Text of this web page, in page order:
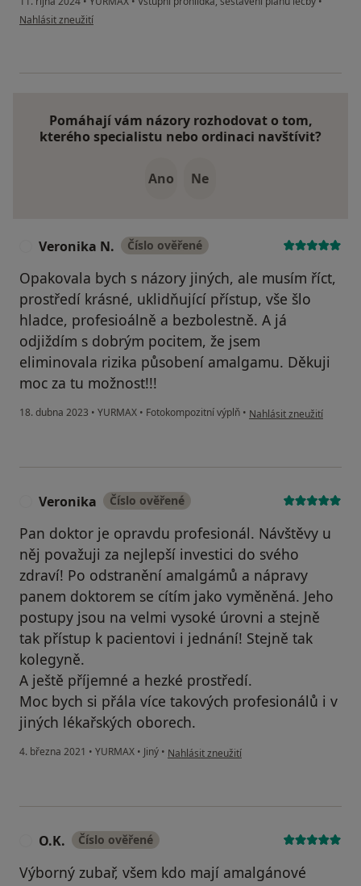
podle názoru uživatele GA
Nahlásit zneužití
Pomáhají vám názory rozhodovat o tom,
kterého specialistu nebo ordinaci navštívit?
Ano Ne
Veronika N. Číslo ověřené
Opakovala bych s názory jiných, ale musím říct,
prostředí krásné, uklidňující přístup, vše šlo
hladce, profesioálně a bezbolestně. A já
odjiždím s dobrým pocitem, že jsem
eliminovala rizika působení amalgamu. Děkuji
moc za tu možnost!!!
18. dubna 2023 • YURMAX • Fotokompozitní výplň • podle názoru uživatele
Nahlásit zneužití
Veronika Číslo ověřené
Pan doktor je opravdu profesionál. Návštěvy u
něj považuji za nejlepší investici do svého
zdraví! Po odstranění amalgámů a nápravy
panem doktorem se cítím jako vyměněná. Jeho
postupy jsou na velmi vysoké úrovni a stejně
tak přístup k pacientovi i jednání! Stejně tak
kolegyně.
A ještě příjemné a hezké prostředí.
Moc bych si přála více takových profesionálů i v
jiných lékařských oborech.
4. března 2021 • YURMAX • Jiný • podle názoru uživatele Veronika
Nahlásit zneužití
O.K. Číslo ověřené
Výborný zubař, všem kdo mají amalgánové